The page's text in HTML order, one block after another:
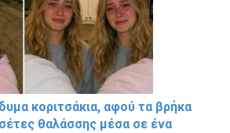
κοριτσάκια, αφού τα βρήκα
θαλάσσης μέσα σε ένα